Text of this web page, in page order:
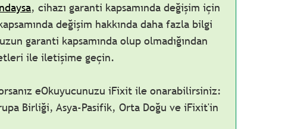
, cihazı garanti kapsamında değişim için
değişim hakkında daha fazla bilgi
garanti kapsamında olup olmadığından
ile iletişime geçin.
eOkuyucunuzu iFixit ile onarabilirsiniz:
Birliği, Asya-Pasifik, Orta Doğu ve iFixit'in